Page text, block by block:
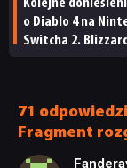
Kolejne
o Diablo 4 na
Switcha 2. Blizzard
71
Fragment